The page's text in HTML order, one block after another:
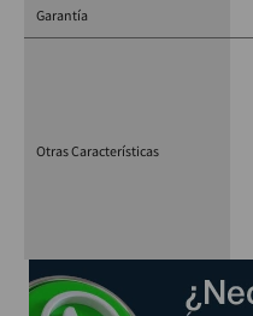
Garantía
Otras Características